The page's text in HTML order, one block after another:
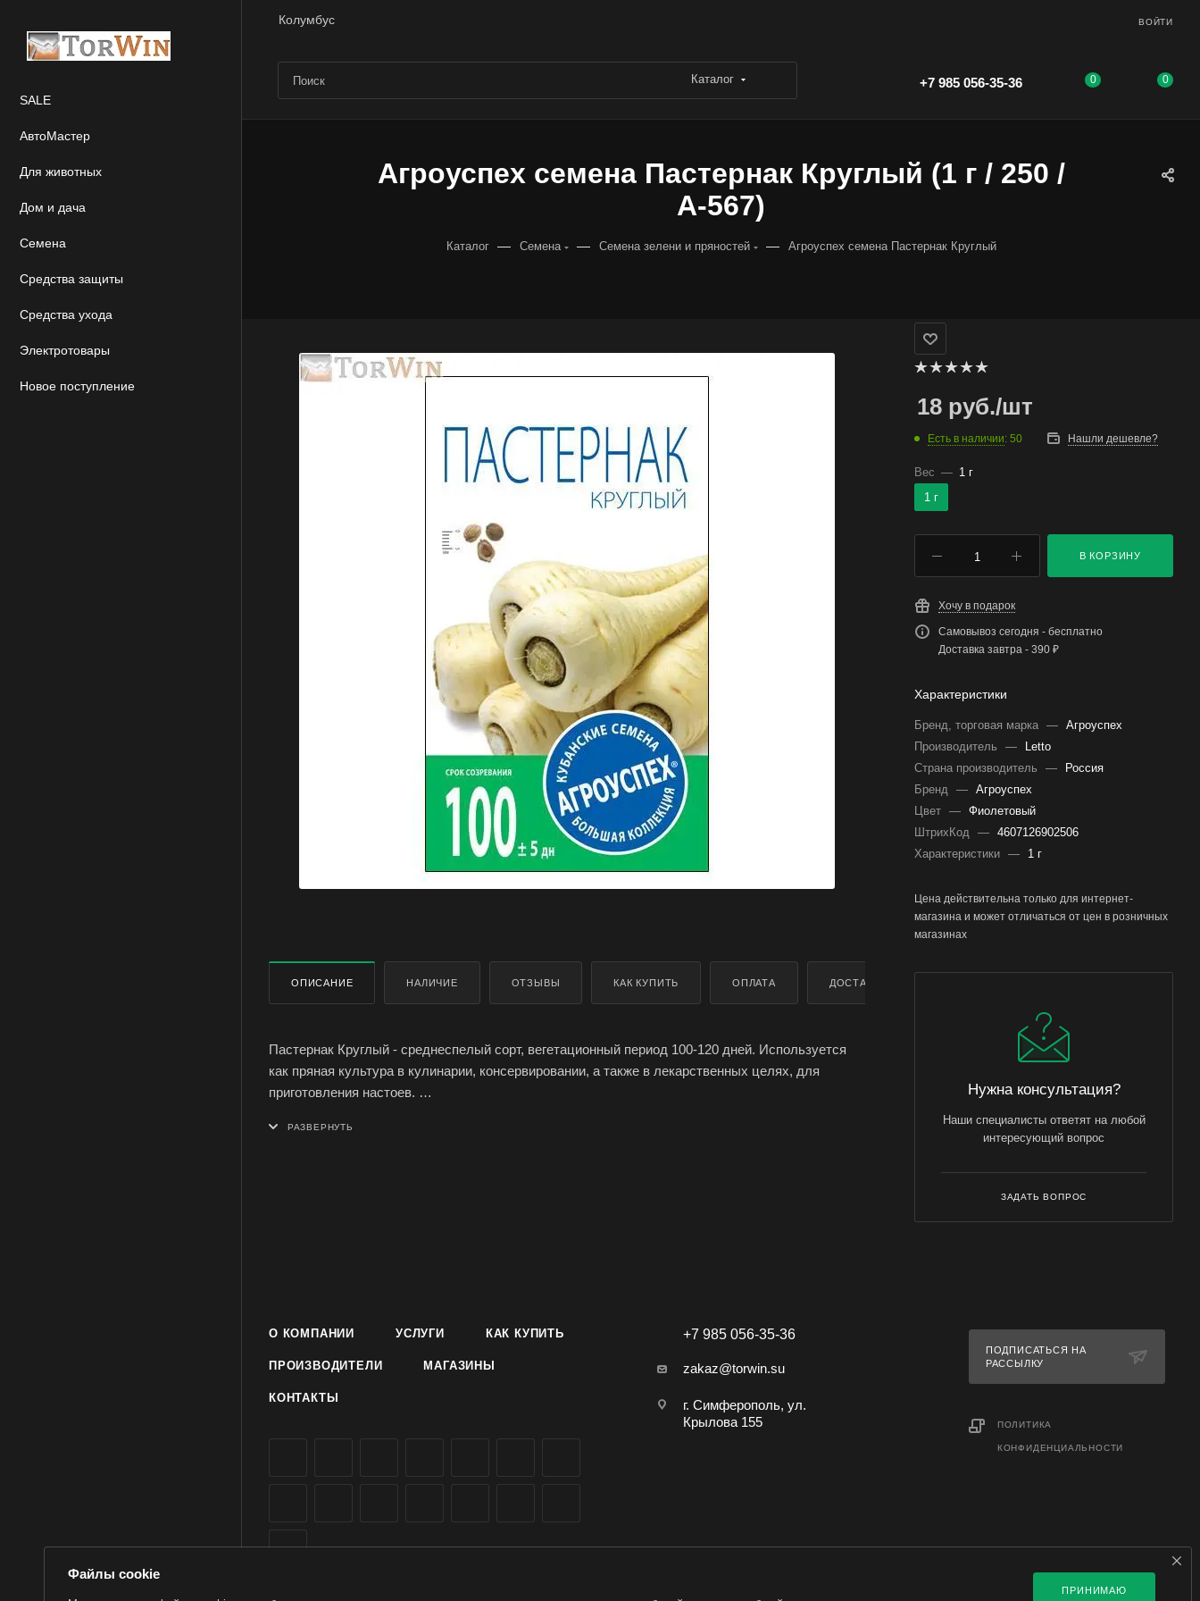
Колумбус ВОЙТИ
Каталог +7 985 056-35-36 0 0
SALE
АвтоМастер
Для животных
Дом и дача
Семена
Средства защиты
Средства ухода
Электротовары
Новое поступление
Агроуспех семена Пастернак Круглый (1 г / 250 /
А-567)
Каталог — Семена — Семена зелени и пряностей — Агроуспех семена Пастернак Круглый
ОПИСАНИЕ НАЛИЧИЕ ОТЗЫВЫ КАК КУПИТЬ ОПЛАТА ДОСТАВКА
Пастернак Круглый - среднеспелый сорт, вегетационный период 100-120 дней. Используется
как пряная культура в кулинарии, консервировании, а также в лекарственных целях, для
приготовления настоев.
количество витаминов и минеральных солей. Обладает хорошей лежкостью.
18 руб./шт
Есть в наличии: 50 Нашли дешевле?
Вес — 1 г
1 г
В КОРЗИНУ
Хочу в подарок
Самовывоз сегодня - бесплатно
Доставка завтра - 390 ₽
Характеристики
Бренд, торговая марка — Агроуспех
Производитель
—
Letto
Страна производитель
—
Россия
Бренд — Агроуспех
Цвет — Фиолетовый
ШтрихКод — 4607126902506
Характеристики — 1 г
Цена действительна только для интернет-
магазина и может отличаться от цен в розничных
магазинах
Нужна консультация?
Наши специалисты ответят на любой
интересующий вопрос
ЗАДАТЬ ВОПРОС
О КОМПАНИИ УСЛУГИ КАК КУПИТЬ
ПРОИЗВОДИТЕЛИ МАГАЗИНЫ
КОНТАКТЫ
+7 985 056-35-36
zakaz@torwin.su
г. Симферополь, ул.
Крылова 155
ПОДПИСАТЬСЯ НА
РАССЫЛКУ
ПОЛИТИКА
КОНФИДЕНЦИАЛЬНОСТИ
Файлы cookie
ПРИНИМАЮ